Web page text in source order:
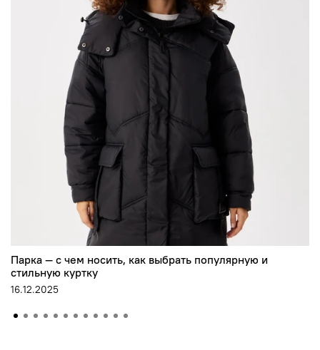
Парка — с чем носить, как выбрать популярную и
стильную куртку
16.12.2025